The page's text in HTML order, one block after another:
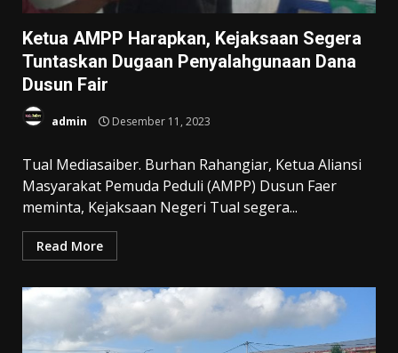
Ketua AMPP Harapkan, Kejaksaan Segera
Tuntaskan Dugaan Penyalahgunaan Dana
Dusun Fair
admin Desember 11, 2023
Tual Mediasaiber. Burhan Rahangiar, Ketua Aliansi
Masyarakat Pemuda Peduli (AMPP) Dusun Faer
meminta, Kejaksaan Negeri Tual segera...
Read More